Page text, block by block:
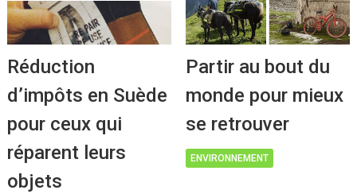
Réduction
d’impôts en Suède
pour ceux qui
réparent leurs
objets
Partir au bout du
monde pour mieux
se retrouver
ENVIRONNEMENT